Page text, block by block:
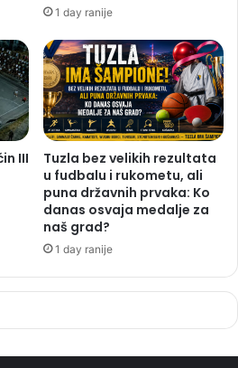
1 day ranije
III
Tuzla bez velikih rezultata
u fudbalu i rukometu, ali
puna državnih prvaka: Ko
danas osvaja medalje za
naš grad?
1 day ranije